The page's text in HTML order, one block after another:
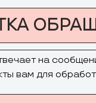
на
вам для